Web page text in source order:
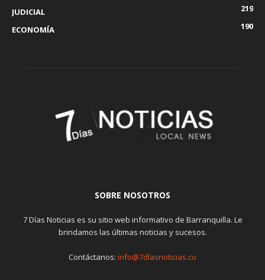
JUDICIAL
219
ECONOMÍA
190
SOBRE NOSOTROS
7 Días Noticias es su sitio web informativo de Barranquilla. Le
brindamos las últimas noticias y sucesos.
Contáctanos: info@7díasnoticias.co